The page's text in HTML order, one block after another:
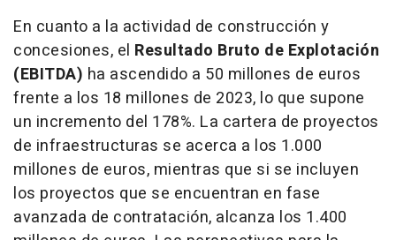
En cuanto a la actividad de construcción y
concesiones, el Resultado Bruto de Explotación
(EBITDA) ha ascendido a 50 millones de euros
frente a los 18 millones de 2023, lo que supone
un incremento del 178%. La cartera de proyectos
de infraestructuras se acerca a los 1.000
millones de euros, mientras que si se incluyen
los proyectos que se encuentran en fase
avanzada de contratación, alcanza los 1.400